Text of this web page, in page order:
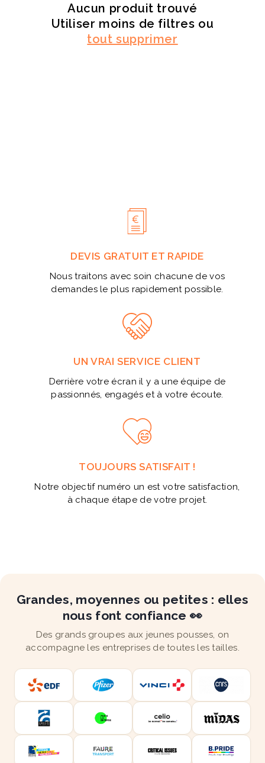
Aucun produit trouvé
Utiliser moins de filtres ou
tout supprimer
DEVIS GRATUIT ET RAPIDE
Nous traitons avec soin chacune de vos
demandes le plus rapidement possible.
UN VRAI SERVICE CLIENT
Derrière votre écran il y a une équipe de
passionnés, engagés et à votre écoute.
TOUJOURS SATISFAIT !
Notre objectif numéro un est votre satisfaction,
à chaque étape de votre projet.
Grandes, moyennes ou petites : elles
nous font confiance 👀
Des grands groupes aux jeunes pousses, on
accompagne les entreprises de toutes les tailles.